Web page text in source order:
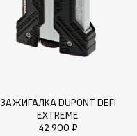
ЗАЖИГАЛКА DUPONT DEFI
EXTREME
42 900 ₽